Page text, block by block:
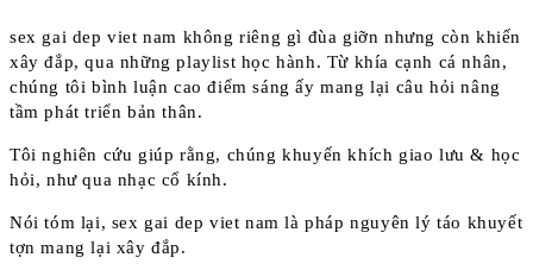
sex gai dep viet nam không riêng gì đùa giỡn nhưng còn khiến
xây đắp, qua những playlist học hành. Từ khía cạnh cá nhân,
chúng tôi bình luận cao điểm sáng ấy mang lại câu hỏi nâng
tầm phát triển bản thân.
Tôi nghiên cứu giúp rằng, chúng khuyến khích giao lưu & học
hỏi, như qua nhạc cổ kính.
Nói tóm lại, sex gai dep viet nam là pháp nguyên lý táo khuyết
tợn mang lại xây đắp.